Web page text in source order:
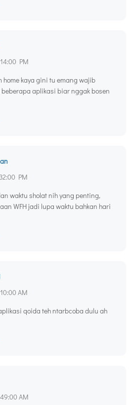
PM
home kaya gini tu emang wajib
aplikasi biar nggak bosen
PM
waktu sholat nih yang penting,
WFH jadi lupa waktu bahkan hari
AM
qoida teh ntarbcoba dulu ah
AM